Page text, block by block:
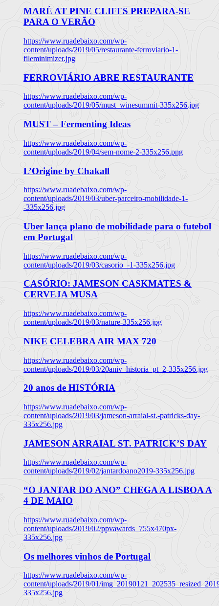
MARÉ AT PINE CLIFFS PREPARA-SE
PARA O VERÃO
https://www.ruadebaixo.com/wp-
content/uploads/2019/05/restaurante-ferroviario-1-
fileminimizer.jpg
FERROVIÁRIO ABRE RESTAURANTE
https://www.ruadebaixo.com/wp-
content/uploads/2019/05/must_winesummit-335x256.jpg
MUST – Fermenting Ideas
https://www.ruadebaixo.com/wp-
content/uploads/2019/04/sem-nome-2-335x256.png
L’Origine by Chakall
https://www.ruadebaixo.com/wp-
content/uploads/2019/03/uber-parceiro-mobilidade-1-
-335x256.jpg
Uber lança plano de mobilidade para o futebol
em Portugal
https://www.ruadebaixo.com/wp-
content/uploads/2019/03/casorio_-1-335x256.jpg
CASÓRIO: JAMESON CASKMATES &
CERVEJA MUSA
https://www.ruadebaixo.com/wp-
content/uploads/2019/03/nature-335x256.jpg
NIKE CELEBRA AIR MAX 720
https://www.ruadebaixo.com/wp-
content/uploads/2019/03/20aniv_historia_pt_2-335x256.jpg
20 anos de HISTÓRIA
https://www.ruadebaixo.com/wp-
content/uploads/2019/03/jameson-arraial-st.-patricks-day-
335x256.jpg
JAMESON ARRAIAL ST. PATRICK’S DAY
https://www.ruadebaixo.com/wp-
content/uploads/2019/02/jantardoano2019-335x256.jpg
“O JANTAR DO ANO” CHEGA A LISBOA A
4 DE MAIO
https://www.ruadebaixo.com/wp-
content/uploads/2019/02/ppvawards_755x470px-
335x256.jpg
Os melhores vinhos de Portugal
https://www.ruadebaixo.com/wp-
content/uploads/2019/01/
335x256.jpg